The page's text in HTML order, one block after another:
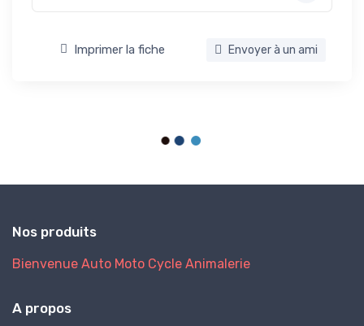
Imprimer la fiche Envoyer à un ami
Nos produits
Bienvenue Auto Moto Cycle Animalerie
A propos